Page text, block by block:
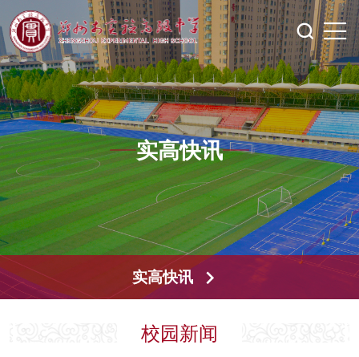
实高快讯
实高快讯
校园新闻